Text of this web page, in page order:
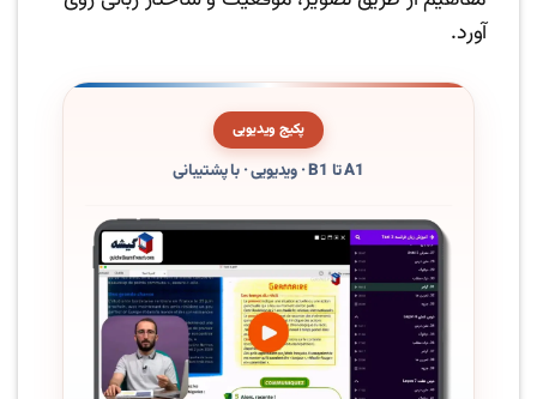
آورد.
پکیج ویدیویی
A1 تا B1 · ویدیویی · با پشتیبانی